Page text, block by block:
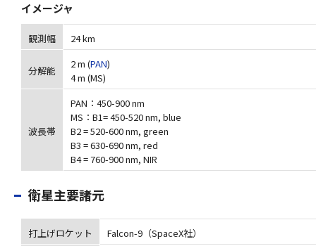
イメージャ
観測幅 24 km
分解能
2 m (PAN)
4 m (MS)
波長帯
PAN：450-900 nm
MS：B1= 450-520 nm, blue
B2 = 520-600 nm, green
B3 = 630-690 nm, red
B4 = 760-900 nm, NIR
衛星主要諸元
打上げロケット Falcon-9（SpaceX社）